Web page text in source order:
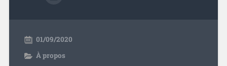
01/09/2020
À propos